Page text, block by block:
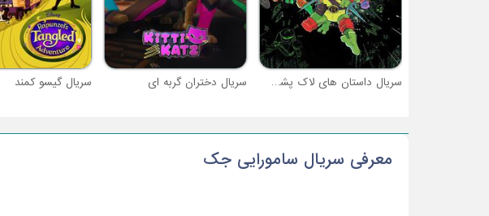
سریال داستان ‌های لاک ‌پشت ‌های نینجا سریال دختران گربه ای سریال گیسو کمند
معرفی سریال سامورایی جک